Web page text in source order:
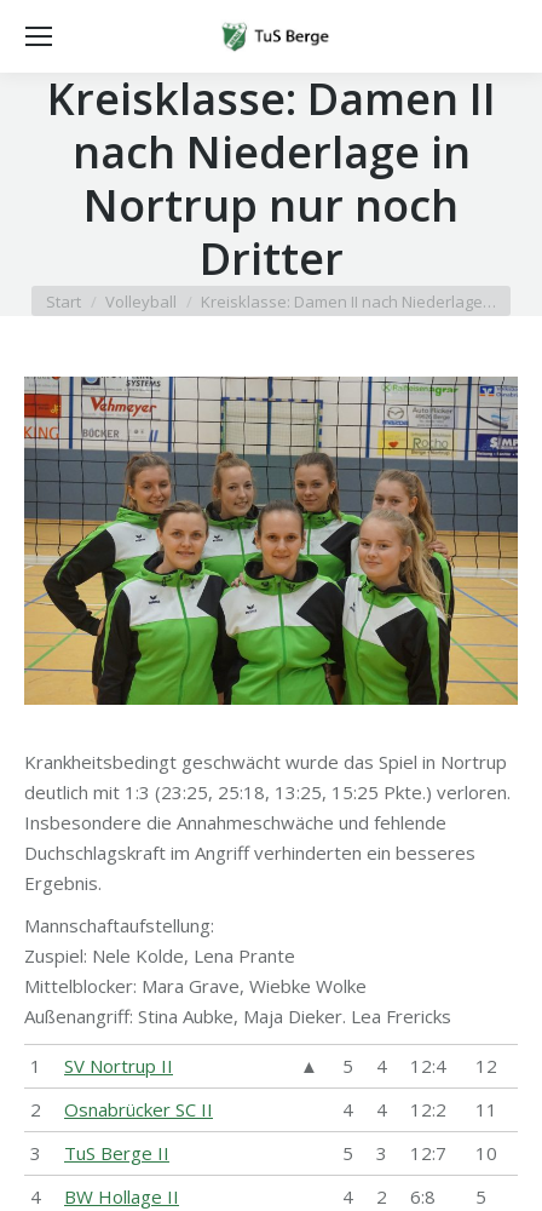
Kreisklasse: Damen II
nach Niederlage in
Nortrup nur noch
Dritter
Sie befinden sich hier:
Start Volleyball Kreisklasse: Damen II nach Niederlage…
Krankheitsbedingt geschwächt wurde das Spiel in Nortrup
deutlich mit 1:3 (23:25, 25:18, 13:25, 15:25 Pkte.) verloren.
Insbesondere die Annahmeschwäche und fehlende
Duchschlagskraft im Angriff verhinderten ein besseres
Ergebnis.
Mannschaftaufstellung:
Zuspiel: Nele Kolde, Lena Prante
Mittelblocker: Mara Grave, Wiebke Wolke
Außenangriff: Stina Aubke, Maja Dieker. Lea Frericks
1 SV Nortrup II ▲ 5 4 12:4
12
2
Osnabrücker SC II 4 4 12:2
11
3
TuS Berge II 5 3 12:7
10
4
BW Hollage II 4 2 6:8
5